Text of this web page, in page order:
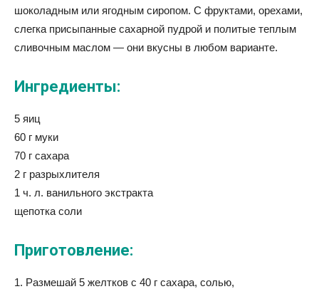
шоколадным или ягодным сиропом. С фруктами, орехами,
слегка присыпанные сахарной пудрой и политые теплым
сливочным маслом — они вкусны в любом варианте.
Ингредиенты:
5 яиц
60 г муки
70 г сахара
2 г разрыхлителя
1 ч. л. ванильного экстракта
щепотка соли
Приготовление:
1. Размешай 5 желтков с 40 г сахара, солью,